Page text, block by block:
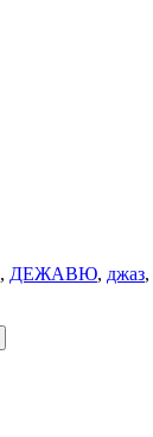
, ДЕЖАВЮ, джаз,